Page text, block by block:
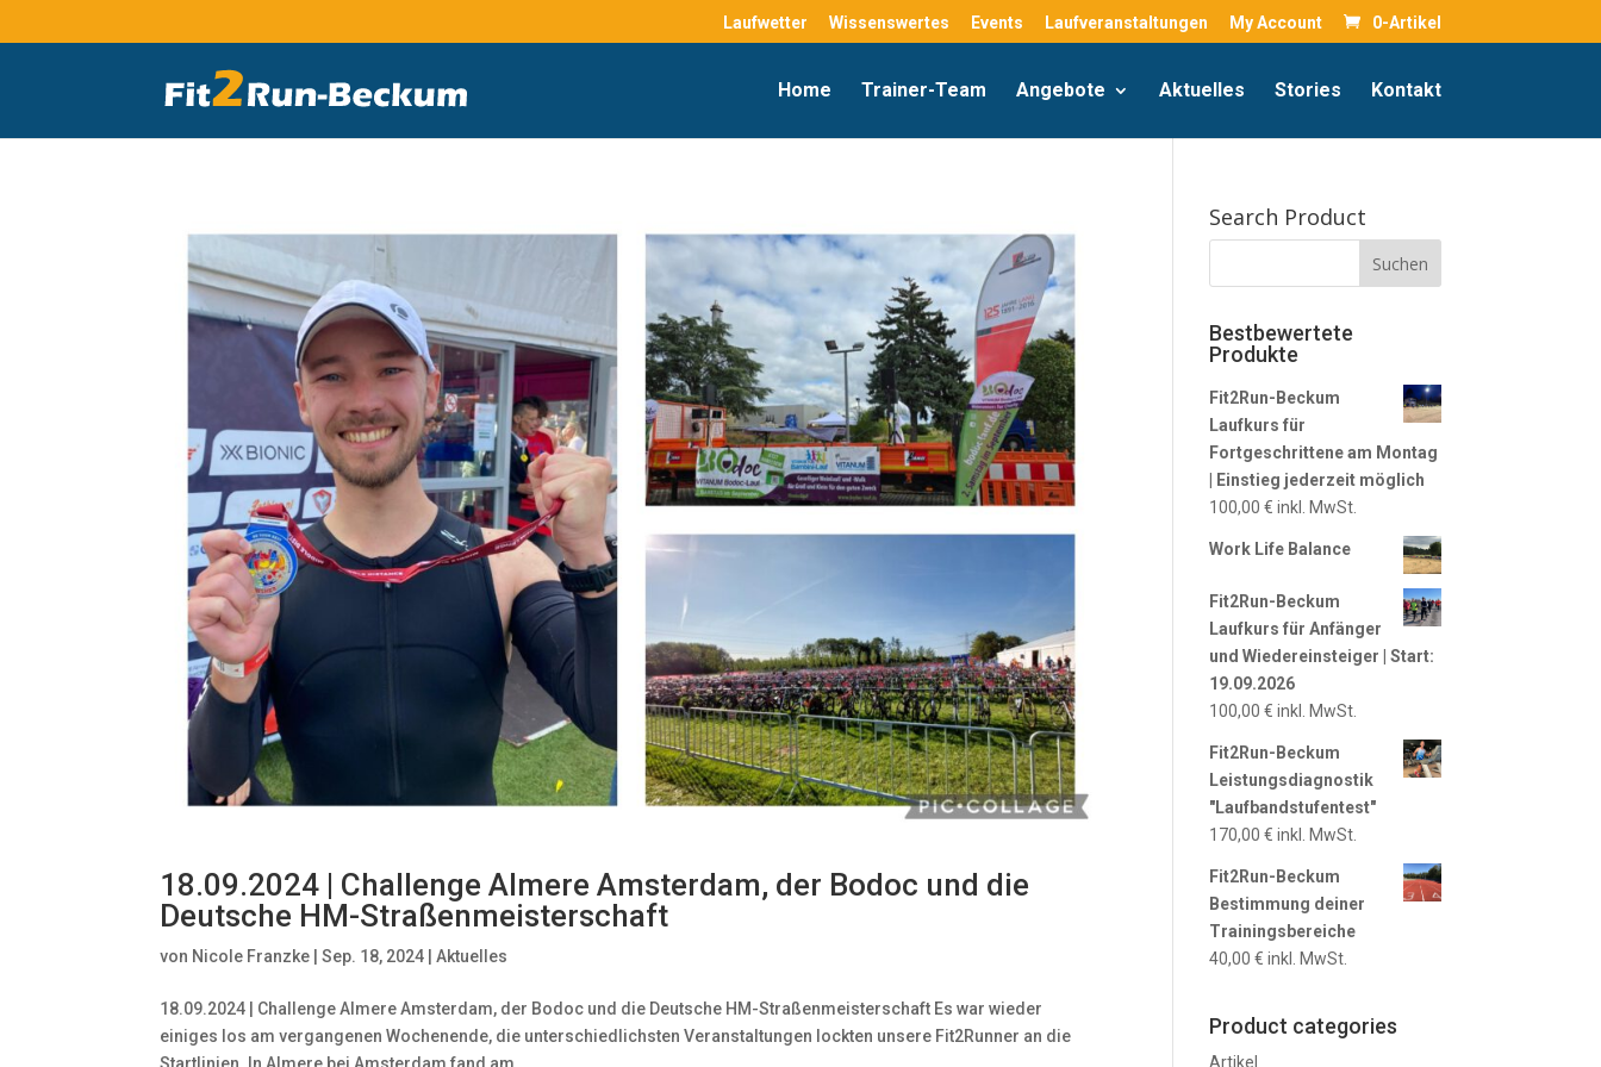
Laufwetter Wissenswertes Events Laufveranstaltungen My Account 0-Artikel
Home Trainer-Team Angebote Aktuelles Stories Kontakt
18.09.2024 | Challenge Almere Amsterdam, der Bodoc und die
Deutsche HM-Straßenmeisterschaft
von Nicole Franzke |Sep. 18, 2024 |Aktuelles
18.09.2024 | Challenge Almere Amsterdam, der Bodoc und die Deutsche HM-Straßenmeisterschaft Es war wieder
einiges los am vergangenen Wochenende, die unterschiedlichsten Veranstaltungen lockten unsere Fit2Runner an die
Startlinien. In Almere bei Amsterdam fand am...
Search Product
Bestbewertete
Produkte
Fit2Run-Beckum
Laufkurs für
Fortgeschrittene am Montag
| Einstieg jederzeit möglich
100,00€ inkl. MwSt.
Work Life Balance
Fit2Run-Beckum
Laufkurs für Anfänger
und Wiedereinsteiger | Start:
19.09.2026
100,00€ inkl. MwSt.
Fit2Run-Beckum
Leistungsdiagnostik
"Laufbandstufentest"
170,00€ inkl. MwSt.
Fit2Run-Beckum
Bestimmung deiner
Trainingsbereiche
40,00€ inkl. MwSt.
Product categories
Artikel